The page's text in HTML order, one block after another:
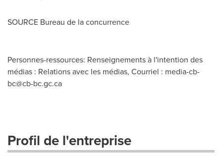
SOURCE Bureau de la concurrence
Personnes-ressources: Renseignements à l'intention des
médias : Relations avec les médias, Courriel : media-cb-
bc@cb-bc.gc.ca
Profil de l'entreprise